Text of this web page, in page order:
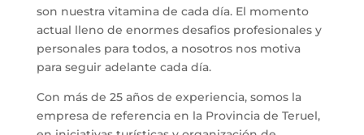
son nuestra vitamina de cada día. El momento
actual lleno de enormes desafios profesionales y
personales para todos, a nosotros nos motiva
para seguir adelante cada día.
Con más de 25 años de experiencia, somos la
empresa de referencia en la Provincia de Teruel,